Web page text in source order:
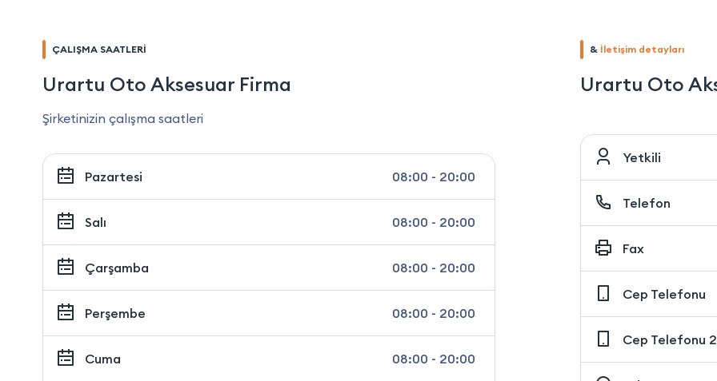
ÇALIŞMA SAATLERİ
Urartu Oto Aksesuar Firma
Şirketinizin çalışma saatleri
Pazartesi 08:00 - 20:00
Salı 08:00 - 20:00
Çarşamba 08:00 - 20:00
Perşembe 08:00 - 20:00
Cuma 08:00 - 20:00
& İletişim detayları
Urartu Oto
Yetkili
Telefon
Fax
Cep Telefonu
Cep Telefonu 2